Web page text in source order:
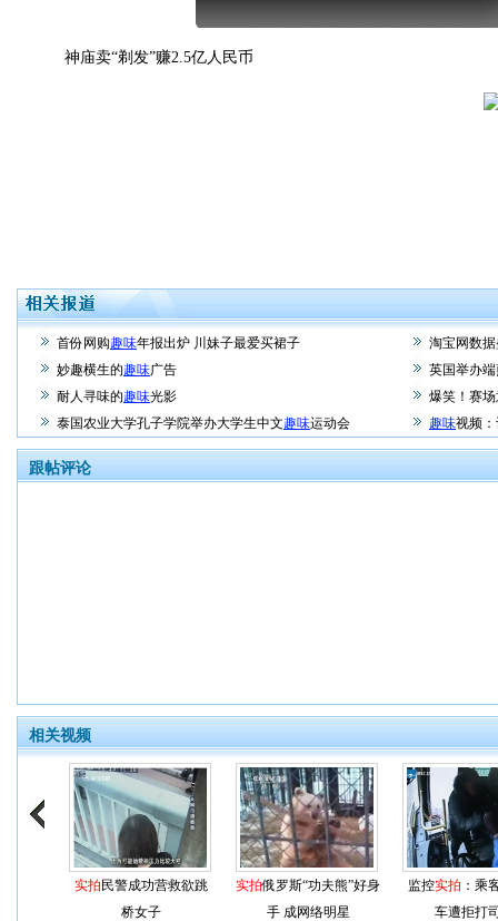
神庙卖“剃发”赚2.5亿人民币
首份网购趣味年报出炉 川妹子最爱买裙子
淘宝网数
妙趣横生的趣味广告
英国举办
耐人寻味的趣味光影
爆笑！赛
泰国农业大学孔子学院举办大学生中文趣味运动会 趣味视频
跟帖评论
相关视频
实拍 民警成功营救欲跳
桥女子
实拍俄罗斯“功夫熊”好身
手 成网络明星
监控实拍 ：乘
车遭拒打